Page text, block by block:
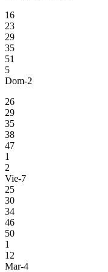
16
23
29
35
51
5
Dom-2
26
29
35
38
47
1
2
Vie-7
25
30
34
46
50
1
12
Mar-4